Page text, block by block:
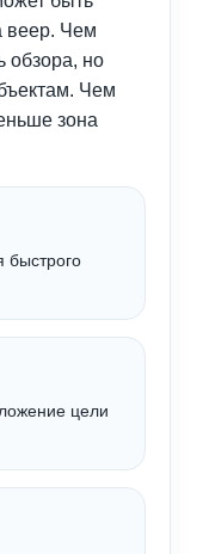
веер. Чем
обзора, но
Чем
зона
быстрого
цели